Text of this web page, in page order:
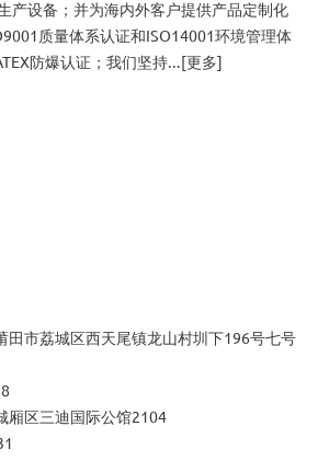
产设备；并为海内外客户提供产品定制化
质量体系认证和ISO14001环境管理体
防爆认证；我们坚持...[更多]
田市荔城区西天尾镇龙山村圳下196号七号
厢区三迪国际公馆2104